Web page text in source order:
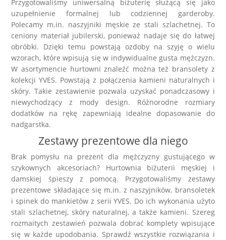
Przygotowaliśmy uniwersalną biżuterię służącą się jako
uzupełnienie formalnej lub codziennej garderoby.
Polecamy m.in. naszyjniki męskie ze stali szlachetnej. To
ceniony materiał jubilerski, ponieważ nadaje się do łatwej
obróbki. Dzięki temu powstają ozdoby na szyję o wielu
wzorach, które wpisują się w indywidualne gusta mężczyzn.
W asortymencie hurtowni znaleźć można też bransolety z
kolekcji YVES. Powstają z połączenia kamieni naturalnych i
skóry. Takie zestawienie pozwala uzyskać ponadczasowy i
niewychodzący z mody design. Różnorodne rozmiary
dodatków na rękę zapewniają idealne dopasowanie do
nadgarstka.
Zestawy prezentowe dla niego
Brak pomysłu na prezent dla mężczyzny gustującego w
szykownych akcesoriach? Hurtownia biżuterii męskiej i
damskiej śpieszy z pomocą. Przygotowaliśmy zestawy
prezentowe składające się m.in. z naszyjników, bransoletek
i spinek do mankietów z serii YVES. Do ich wykonania użyto
stali szlachetnej, skóry naturalnej, a także kamieni. Szereg
rozmaitych zestawień pozwala dobrać komplety wpisujące
się w każde upodobania. Sprawdź wszystkie rozwiązania i